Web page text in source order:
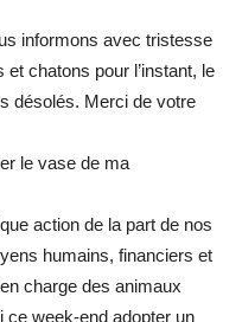
informons avec tristesse
chatons pour l’instant, le
désolés. Merci de votre
le vase de ma
action de la part de nos
humains, financiers et
charge des animaux
ce week-end adopter un